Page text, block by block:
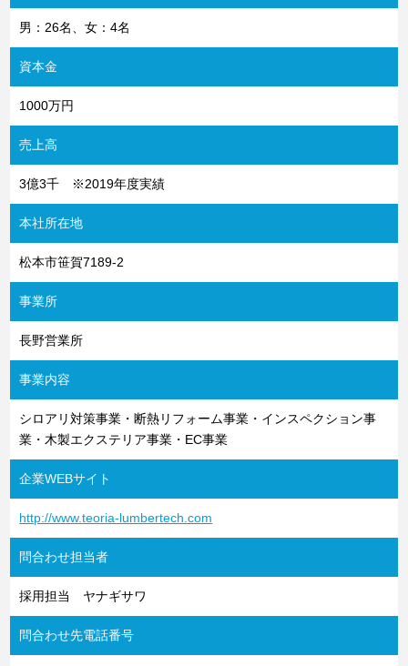
男：26名、女：4名
資本金
1000万円
売上高
3億3千 ※2019年度実績
本社所在地
松本市笹賀7189-2
事業所
長野営業所
事業内容
シロアリ対策事業・断熱リフォーム事業・インスペクション事
業・木製エクステリア事業・EC事業
企業WEBサイト
http://www.teoria-lumbertech.com
問合わせ担当者
採用担当 ヤナギサワ
問合わせ先電話番号